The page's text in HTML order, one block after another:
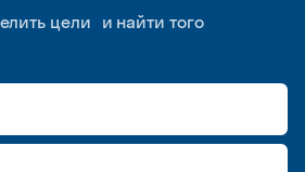
цели и найти того